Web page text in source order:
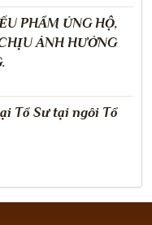
PHẨM ỦNG HỘ,
ẢNH HƯỞNG
Tổ Sư tại ngôi Tổ